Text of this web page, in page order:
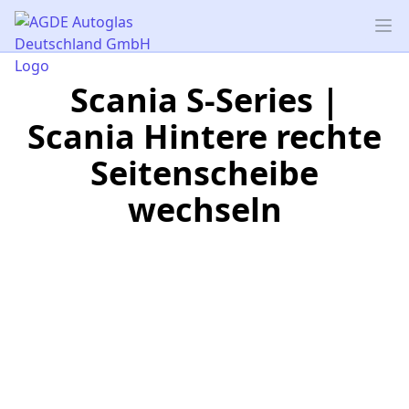
AGDE Autoglas Deutschland GmbH
Scania S-Series |
Scania Hintere rechte
Seitenscheibe
wechseln